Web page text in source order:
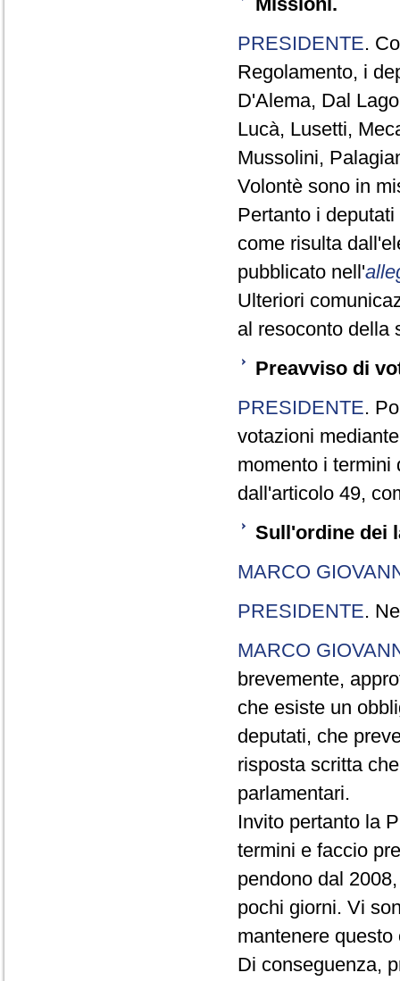
PRESIDENTE.
Regolamento, i
D'Alema, Dal
Lucà, Lusetti,
Mussolini,
Volontè sono in
Pertanto i
come risulta
pubblicato nell'
Ulteriori
al resoconto della
Preavviso di
PRESIDENTE.
votazioni
momento i termini
dall'articolo 49,
Sull'ordine dei
MARCO
PRESIDENTE.
MARCO
brevemente,
che esiste un
deputati, che
risposta scritta
parlamentari.
Invito pertanto la
termini e faccio
pendono dal
pochi giorni. Vi
mantenere questo
Di conseguenza,